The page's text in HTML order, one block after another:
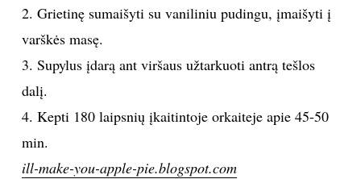
2. Grietinę sumaišyti su vaniliniu pudingu, įmaišyti į
varškės masę.
3. Supylus įdarą ant viršaus užtarkuoti antrą tešlos
dalį.
4. Kepti 180 laipsnių įkaitintoje orkaiteje apie 45-50
min.
ill-make-you-apple-pie.blogspot.com